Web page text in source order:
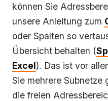
können Sie
unsere Anleitung zum
oder Spalten so
Übersicht behalten (
Excel). Das ist vor
Sie mehrere Subnetze
die freien